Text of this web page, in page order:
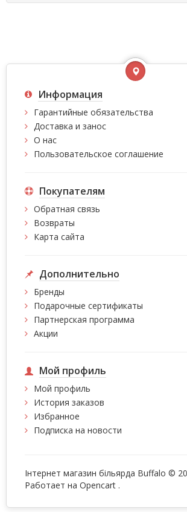
Информация
Гарантийные обязательства
Доставка и занос
О нас
Пользовательское соглашение
Покупателям
Обратная связь
Возвраты
Карта сайта
Дополнительно
Бренды
Подарочные сертификаты
Партнерская программа
Акции
Мой профиль
Мой профиль
История заказов
Избранное
Подписка на новости
Інтернет магазин більярда Buffalo ©
Работает на Opencart .